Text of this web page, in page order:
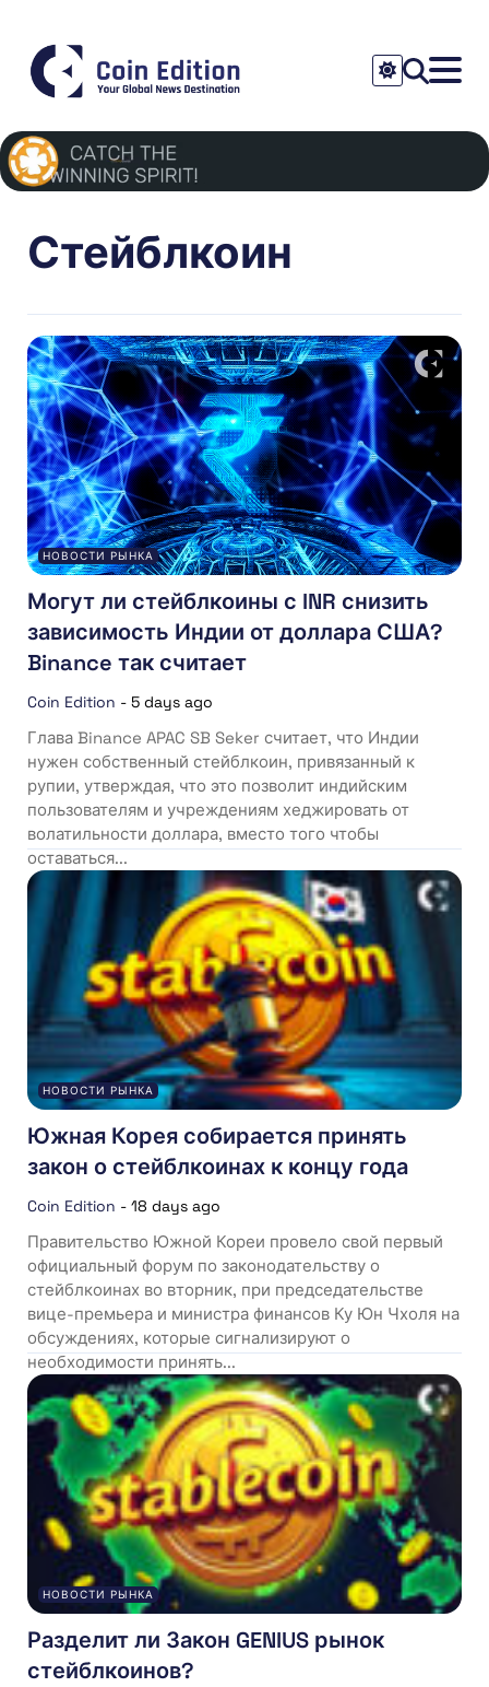
Стейблкоин
НОВОСТИ РЫНКА
Могут ли стейблкоины с INR снизить
зависимость Индии от доллара США?
Binance так считает
Coin Edition - 5 days ago
Глава Binance APAC SB Seker считает, что Индии
нужен собственный стейблкоин, привязанный к
рупии, утверждая, что это позволит индийским
пользователям и учреждениям хеджировать от
волатильности доллара, вместо того чтобы
оставаться...
НОВОСТИ РЫНКА
Южная Корея собирается принять
закон о стейблкоинах к концу года
Coin Edition - 18 days ago
Правительство Южной Кореи провело свой первый
официальный форум по законодательству о
стейблкоинах во вторник, при председательстве
вице-премьера и министра финансов Ку Юн Чхоля на
обсуждениях, которые сигнализируют о
необходимости принять...
НОВОСТИ РЫНКА
Разделит ли Закон GENIUS рынок
стейблкоинов?